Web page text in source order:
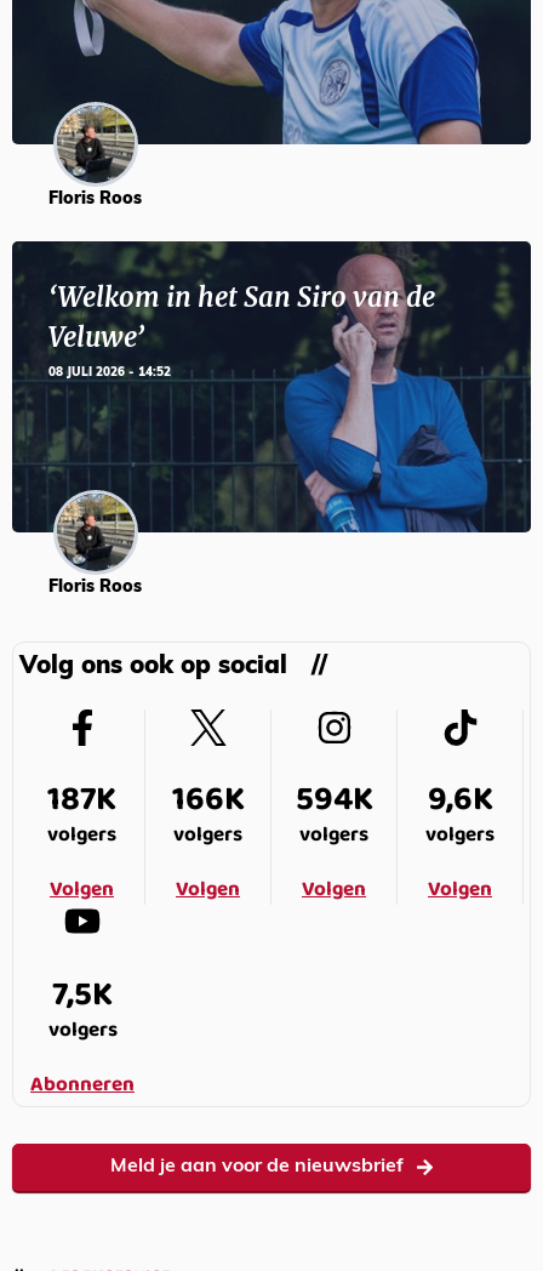
Floris Roos
‘Welkom in het San Siro van de
Veluwe’
08 JULI 2026 - 14:52
Floris Roos
Volg ons ook op social
187K
volgers
Volgen
166K
volgers
Volgen
594K
volgers
Volgen
9,6K
volgers
Volgen
7,5K
volgers
Abonneren
Meld je aan voor de nieuwsbrief